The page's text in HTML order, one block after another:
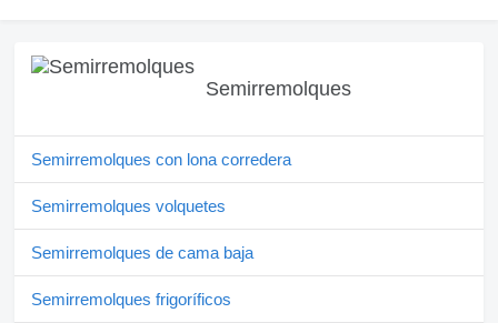
Semirremolques
Semirremolques con lona corredera
Semirremolques volquetes
Semirremolques de cama baja
Semirremolques frigoríficos